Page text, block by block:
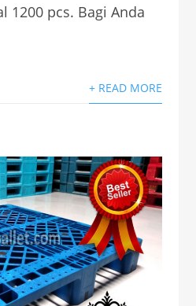
1200 pcs. Bagi Anda
+ READ MORE